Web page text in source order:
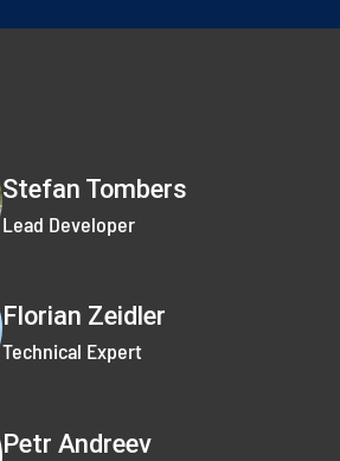
Stefan Tombers
Lead Developer
Florian Zeidler
Technical Expert
Petr Andreev